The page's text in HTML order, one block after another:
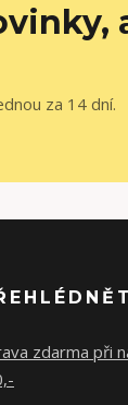
za 14 dní.
zdarma při